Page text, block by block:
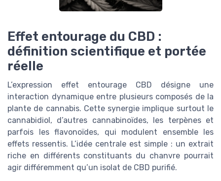
Effet entourage du CBD :
définition scientifique et portée
réelle
L’expression effet entourage CBD désigne une
interaction dynamique entre plusieurs composés de la
plante de cannabis. Cette synergie implique surtout le
cannabidiol, d’autres cannabinoïdes, les terpènes et
parfois les flavonoïdes, qui modulent ensemble les
effets ressentis. L’idée centrale est simple : un extrait
riche en différents constituants du chanvre pourrait
agir différemment qu’un isolat de CBD purifié.